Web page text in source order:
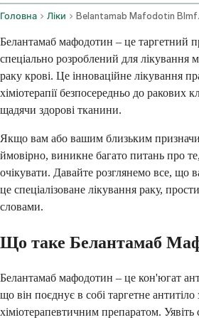
Головна Ліки
Белантамаб мафодотин – це таргетний
спеціально розроблений для
раку крові. Це інноваційне лікування
хіміотерапії безпосередньо до ракових
щадячи здорові тканини.
Якщо вам або вашим близьким
ймовірно, виникне багато питань про
очікувати. Давайте розглянемо все, що
це спеціалізоване лікування раку,
словами.
Що таке Белантамаб
Белантамаб мафодотин – це кон'югат
що він поєднує в собі таргетне
хіміотерапевтичним препаратом. Уявіть